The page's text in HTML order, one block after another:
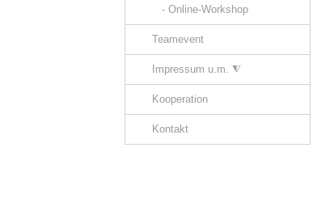
- Online-Workshop
Teamevent
Impressum u.m. ⧨
Kooperation
Kontakt